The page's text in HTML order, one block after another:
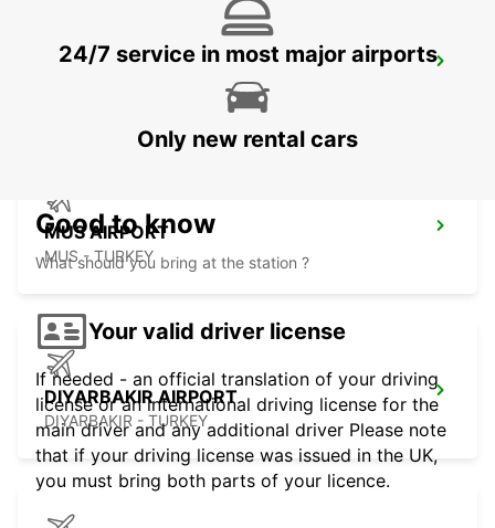
BAGHDAD INTERNATIONAL AIRPORT
MUS AIRPORT
MUS - TURKEY
DIYARBAKIR AIRPORT
DIYARBAKIR - TURKEY
24/7 service in most major airports
Only new rental cars
Good to know
What should you bring at the station ?
Your valid driver license
If needed - an official translation of your driving
license or an international driving license for the
main driver and any additional driver Please note
that if your driving license was issued in the UK,
you must bring both parts of your licence.